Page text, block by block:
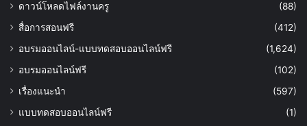
ดาวน์โหลดไฟล์งานครู
(88)
สื่อการสอนฟรี
(412)
อบรมออนไลน์-แบบทดสอบออนไลน์ฟรี
(1,624)
อบรมออนไลน์ฟรี
(102)
เรื่องแนะนำ
(597)
แบบทดสอบออนไลน์ฟรี
(1)